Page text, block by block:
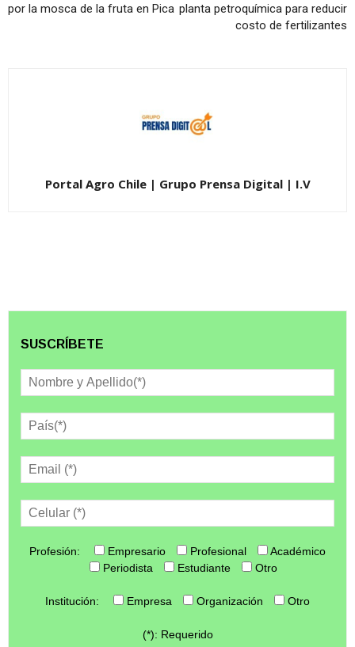
por la mosca de la fruta en Pica planta petroquímica para reducir
costo de fertilizantes
Portal Agro Chile | Grupo Prensa Digital | I.V
SUSCRÍBETE
Profesión: Empresario Profesional
Académico
Periodista
Estudiante Otro
Institución: Empresa Organización Otro
(*): Requerido